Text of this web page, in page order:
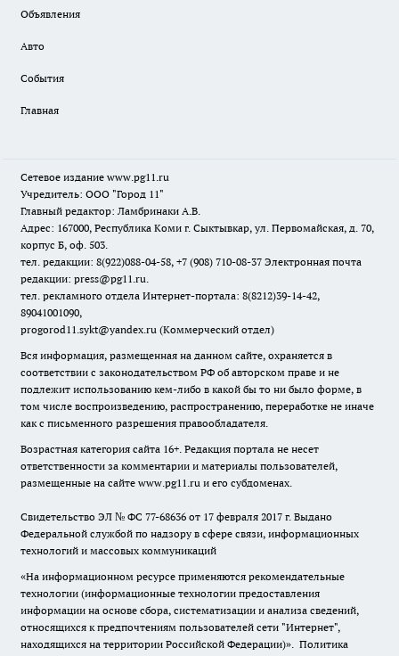
Объявления
Авто
События
Главная
Сетевое издание www.pg11.ru
Учредитель: ООО "Город 11"
Главный редактор: Ламбринаки А.В.
Адрес: 167000, Республика Коми г. Сыктывкар, ул. Первомайская, д. 70,
корпус Б, оф. 503.
тел. редакции: 8(922)088-04-58, +7 (908) 710-08-37 Электронная почта
редакции: press@pg11.ru.
тел. рекламного отдела Интернет-портала: 8(8212)39-14-42,
89041001090,
progorod11.sykt@yandex.ru (Коммерческий отдел)
Вся информация, размещенная на данном сайте, охраняется в
соответствии с законодательством РФ об авторском праве и не
подлежит использованию кем-либо в какой бы то ни было форме, в
том числе воспроизведению, распространению, переработке не иначе
как с письменного разрешения правообладателя.
Возрастная категория сайта 16+. Редакция портала не несет
ответственности за комментарии и материалы пользователей,
размещенные на сайте www.pg11.ru и его субдоменах.
Свидетельство ЭЛ № ФС 77-68636 от 17 февраля 2017 г. Выдано
Федеральной службой по надзору в сфере связи, информационных
технологий и массовых коммуникаций
«На информационном ресурсе применяются рекомендательные
технологии (информационные технологии предоставления
информации на основе сбора, систематизации и анализа сведений,
относящихся к предпочтениям пользователей сети "Интернет",
находящихся на территории Российской Федерации)». Политика